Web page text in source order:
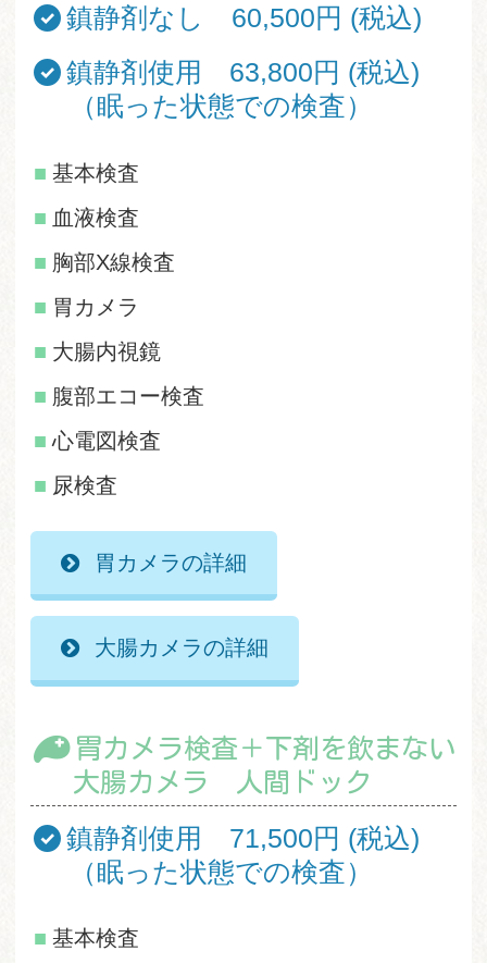
鎮静剤なし 60,500円 (税込)
鎮静剤使用 63,800円 (税込)
（眠った状態での検査）
基本検査
血液検査
胸部X線検査
胃カメラ
大腸内視鏡
腹部エコー検査
心電図検査
尿検査
胃カメラの詳細
大腸カメラの詳細
胃カメラ検査＋下剤を飲まない
大腸カメラ 人間ドック
鎮静剤使用 71,500円 (税込)
（眠った状態での検査）
基本検査